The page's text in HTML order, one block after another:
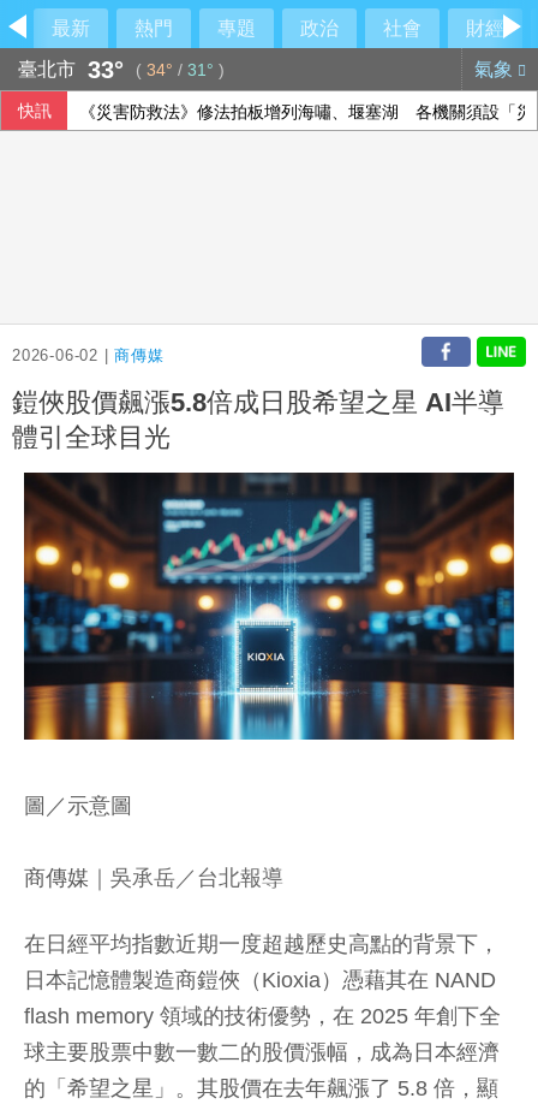
最新 熱門 專題 政治 社會
財經
臺北市 33° ( 34° / 31° ) 氣象
快訊 《災害防救法》修法拍板增列海嘯、堰塞湖 各機關須設「災
2026-06-02 |商傳媒
鎧俠股價飆漲5.8倍成日股希望之星 AI半導
體引全球目光
圖／示意圖
商傳媒 ｜吳承岳／台北報導
在日經平均指數近期一度超越歷史高點的背景下，
日本記憶體製造商鎧俠（Kioxia）憑藉其在 NAND
flash memory 領域的技術優勢，在 2025 年創下全
球主要股票中數一數二的股價漲幅，成為日本經濟
的「希望之星」。其股價在去年飆漲了 5.8 倍，顯